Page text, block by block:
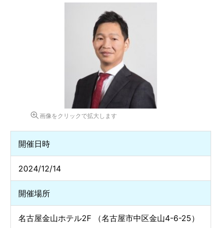
画像をクリックで拡大します
開催日時
2024/12/14
開催場所
名古屋金山ホテル2F （名古屋市中区金山4-6-25）